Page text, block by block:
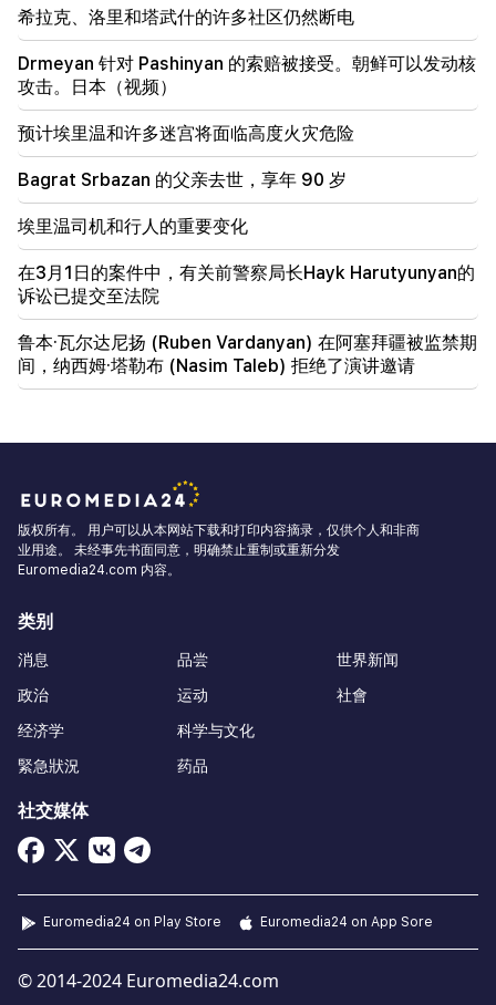
希拉克、洛里和塔武什的许多社区仍然断电
Drmeyan 针对 Pashinyan 的索赔被接受。朝鲜可以发动核
攻击。日本（视频）
预计埃里温和许多迷宫将面临高度火灾危险
Bagrat Srbazan 的父亲去世，享年 90 岁
埃里温司机和行人的重要变化
在3月1日的案件中，有关前警察局长Hayk Harutyunyan的
诉讼已提交至法院
鲁本·瓦尔达尼扬 (Ruben Vardanyan) 在阿塞拜疆被监禁期
间，纳西姆·塔勒布 (Nasim Taleb) 拒绝了演讲邀请
版权所有。 用户可以从本网站下载和打印内容摘录，仅供个人和非商
业用途。 未经事先书面同意，明确禁止重制或重新分发
Euromedia24.com 内容。
类别
消息
政治
经济学
緊急狀況
品尝
运动
科学与文化
药品
世界新闻
社會
社交媒体
© 2014-2024 Euromedia24.com
Euromedia24 on Play Store Euromedia24 on App Sore